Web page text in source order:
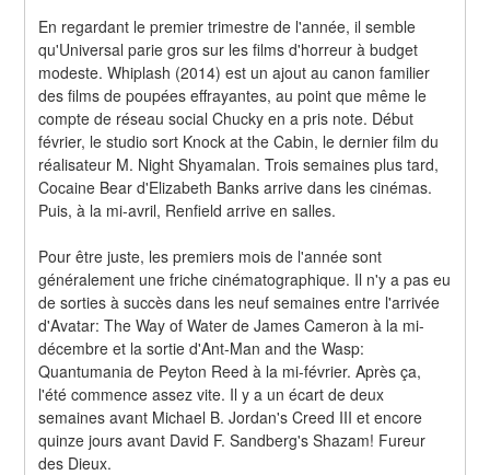
En regardant le premier trimestre de l'année, il semble
qu'Universal parie gros sur les films d'horreur à budget
modeste. Whiplash (2014) est un ajout au canon familier
des films de poupées effrayantes, au point que même le
compte de réseau social Chucky en a pris note. Début
février, le studio sort Knock at the Cabin, le dernier film du
réalisateur M. Night Shyamalan. Trois semaines plus tard,
Cocaine Bear d'Elizabeth Banks arrive dans les cinémas.
Puis, à la mi-avril, Renfield arrive en salles.
Pour être juste, les premiers mois de l'année sont
généralement une friche cinématographique. Il n'y a pas eu
de sorties à succès dans les neuf semaines entre l'arrivée
d'Avatar: The Way of Water de James Cameron à la mi-
décembre et la sortie d'Ant-Man and the Wasp:
Quantumania de Peyton Reed à la mi-février. Après ça,
l'été commence assez vite. Il y a un écart de deux
semaines avant Michael B. Jordan's Creed III et encore
quinze jours avant David F. Sandberg's Shazam! Fureur
des Dieux.